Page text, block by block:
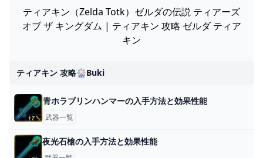
ティアキン（Zelda Totk）ゼルダの伝説 ティアーズ
オブ ザ キングダム | ティアキン 攻略 ゼルダ ティア
キン
ティアキン 攻略🎡buki
青ホラブリンハンマーの入手方法と効果性能
武器一覧
夜光石槍の入手方法と効果性能